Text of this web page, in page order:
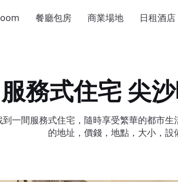
餐廳包房 商業場地 日租酒店
服務式住宅 尖
一間服務式住宅，隨時享受繁華的都市
的地址，價錢，地點，大小，設